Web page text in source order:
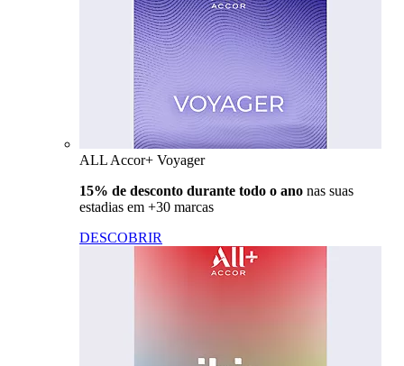
ALL Accor+ Voyager
15% de desconto durante todo o ano nas suas
estadias em +30 marcas
DESCOBRIR